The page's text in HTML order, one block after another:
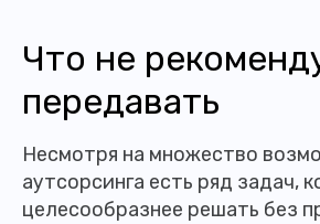
Что не
передавать
Несмотря на множество
аутсорсинга есть ряд задач,
целесообразнее решать без